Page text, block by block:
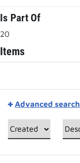
Is Part Of
20
Items
Advanced search